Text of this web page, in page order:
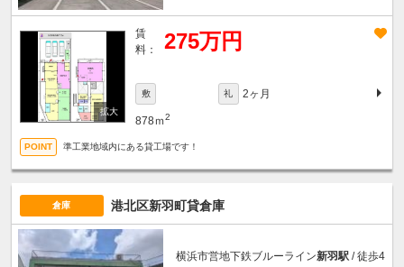
賃
料：
275万円
敷 礼 2ヶ月
878ｍ2
準工業地域内にある貸工場です！
倉庫 港北区新羽町貸倉庫
横浜市営地下鉄ブルーライン新羽駅 / 徒歩4